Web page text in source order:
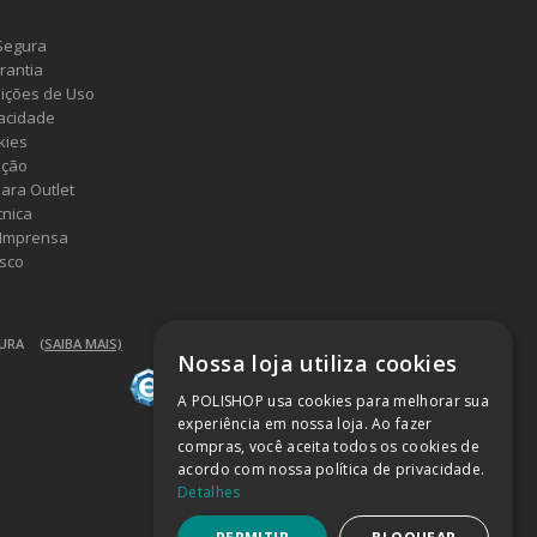
de Uso
Outlet
(SAIBA MAIS)
Nossa loja utiliza cookies
A POLISHOP usa cookies para melhorar sua
experiência em nossa loja. Ao fazer
compras, você aceita todos os cookies de
acordo com nossa política de privacidade.
Detalhes